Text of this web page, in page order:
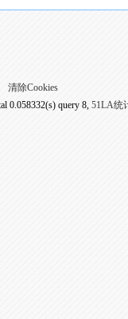
清除Cookies
0.058332(s) query 8, 51LA统